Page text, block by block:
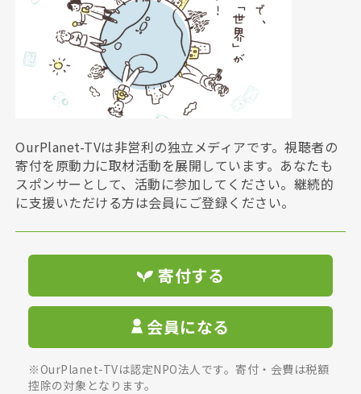
OurPlanet-TVは非営利の独立メディアです。視聴者の
寄付を原動力に取材活動を展開しています。あなたも
スポンサーとして、活動に参加してください。継続的
に支援いただける方は会員にご登録ください。
寄付する
会員になる
※OurPlanet-TVは認定NPO法人です。寄付・会費は税額
控除の対象となります。